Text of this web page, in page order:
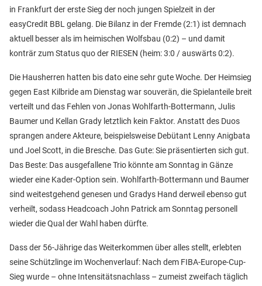
in Frankfurt der erste Sieg der noch jungen Spielzeit in der
easyCredit BBL gelang. Die Bilanz in der Fremde (2:1) ist demnach
aktuell besser als im heimischen Wolfsbau (0:2) – und damit
konträr zum Status quo der RIESEN (heim: 3:0 / auswärts 0:2).
Die Hausherren hatten bis dato eine sehr gute Woche. Der Heimsieg
gegen East Kilbride am Dienstag war souverän, die Spielanteile breit
verteilt und das Fehlen von Jonas Wohlfarth-Bottermann, Julis
Baumer und Kellan Grady letztlich kein Faktor. Anstatt des Duos
sprangen andere Akteure, beispielsweise Debütant Lenny Anigbata
und Joel Scott, in die Bresche. Das Gute: Sie präsentierten sich gut.
Das Beste: Das ausgefallene Trio könnte am Sonntag in Gänze
wieder eine Kader-Option sein. Wohlfarth-Bottermann und Baumer
sind weitestgehend genesen und Gradys Hand derweil ebenso gut
verheilt, sodass Headcoach John Patrick am Sonntag personell
wieder die Qual der Wahl haben dürfte.
Dass der 56-Jährige das Weiterkommen über alles stellt, erlebten
seine Schützlinge im Wochenverlauf: Nach dem FIBA-Europe-Cup-
Sieg wurde – ohne Intensitätsnachlass – zumeist zweifach täglich